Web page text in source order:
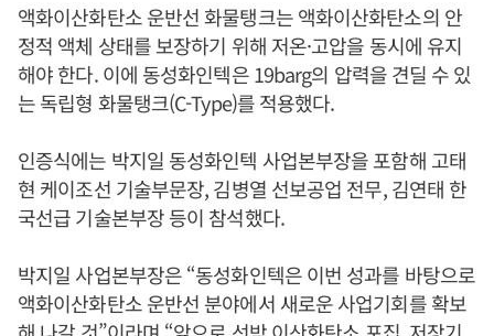
액화이산화탄소 운반선 화물탱크는 액화이산화탄소의 안
정적 액체 상태를 보장하기 위해 저온·고압을 동시에 유지
해야 한다. 이에 동성화인텍은 19barg의 압력을 견딜 수 있
는 독립형 화물탱크(C-Type)를 적용했다.
인증식에는 박지일 동성화인텍 사업본부장을 포함해 고태
현 케이조선 기술부문장, 김병열 선보공업 전무, 김연태 한
국선급 기술본부장 등이 참석했다.
박지일 사업본부장은 “동성화인텍은 이번 성과를 바탕으로
액화이산화탄소 운반선 분야에서 새로운 사업기회를 확보